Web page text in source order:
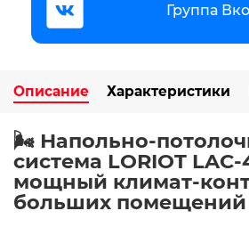
Группа
Описание Характеристики
🌬️ Напольно-
система LORIOT
мощный климат-
больших помещений